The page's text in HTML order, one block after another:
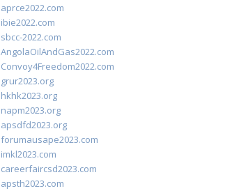
aprce2022.com
ibie2022.com
sbcc-2022.com
AngolaOilAndGas2022.com
Convoy4Freedom2022.com
grur2023.org
hkhk2023.org
napm2023.org
apsdfd2023.org
forumausape2023.com
imkl2023.com
careerfaircsd2023.com
apsth2023.com